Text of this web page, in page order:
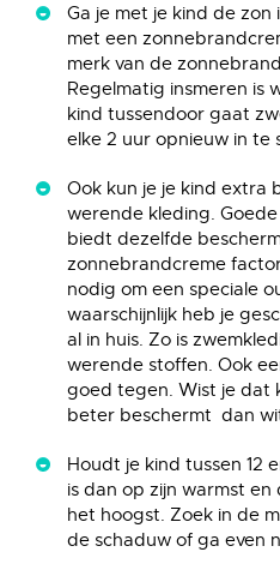
Ga je met je kind de zon
met een
merk van de
Regelmatig insmeren is
kind tussendoor gaat
elke 2 uur opnieuw in te
Ook kun je je kind extra
werende kleding.
biedt dezelfde
zonnebrandcreme
nodig om een speciale
waarschijnlijk heb je
al in huis. Zo is
werende stoffen. Ook
goed tegen. Wist je dat
beter beschermt dan
Houdt je kind tussen 12
is dan op zijn warmst
het hoogst. Zoek in de
de schaduw of ga even